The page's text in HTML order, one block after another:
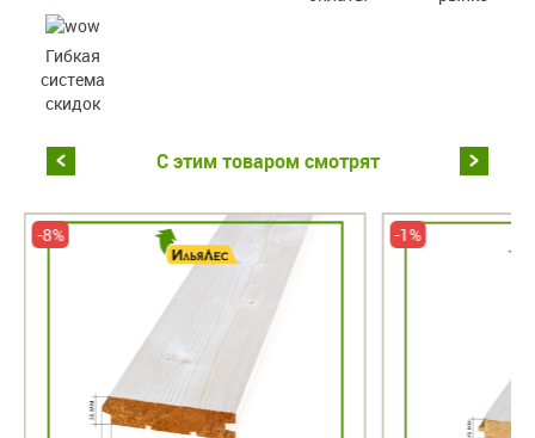
Гибкая
система
скидок
С этим товаром смотрят
-8% -1%